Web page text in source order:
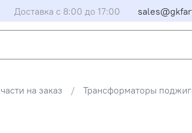
Доставка с 8:00 до 17:00
на заказ Трансформаторы